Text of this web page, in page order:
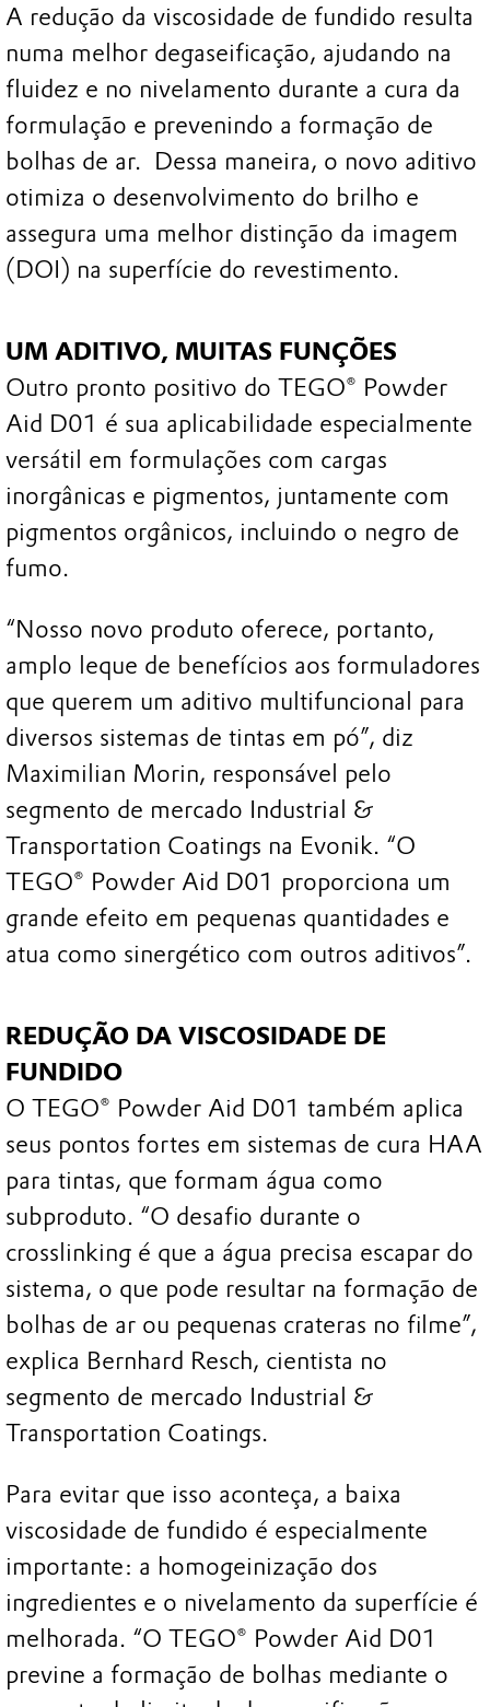
A redução da viscosidade de fundido resulta
numa melhor degaseificação, ajudando na
fluidez e no nivelamento durante a cura da
formulação e prevenindo a formação de
bolhas de ar. Dessa maneira, o novo aditivo
otimiza o desenvolvimento do brilho e
assegura uma melhor distinção da imagem
(DOI) na superfície do revestimento.
UM ADITIVO, MUITAS FUNÇÕES
Outro pronto positivo do TEGO® Powder
Aid D01 é sua aplicabilidade especialmente
versátil em formulações com cargas
inorgânicas e pigmentos, juntamente com
pigmentos orgânicos, incluindo o negro de
fumo.
“Nosso novo produto oferece, portanto,
amplo leque de benefícios aos formuladores
que querem um aditivo multifuncional para
diversos sistemas de tintas em pó”, diz
Maximilian Morin, responsável pelo
segmento de mercado Industrial &
Transportation Coatings na Evonik. “O
TEGO® Powder Aid D01 proporciona um
grande efeito em pequenas quantidades e
atua como sinergético com outros aditivos”.
REDUÇÃO DA VISCOSIDADE DE
FUNDIDO
O TEGO® Powder Aid D01 também aplica
seus pontos fortes em sistemas de cura HAA
para tintas, que formam água como
subproduto. “O desafio durante o
crosslinking é que a água precisa escapar do
sistema, o que pode resultar na formação de
bolhas de ar ou pequenas crateras no filme”,
explica Bernhard Resch, cientista no
segmento de mercado Industrial &
Transportation Coatings.
Para evitar que isso aconteça, a baixa
viscosidade de fundido é especialmente
importante: a homogeinização dos
ingredientes e o nivelamento da superfície é
melhorada. “O TEGO® Powder Aid D01
previne a formação de bolhas mediante o